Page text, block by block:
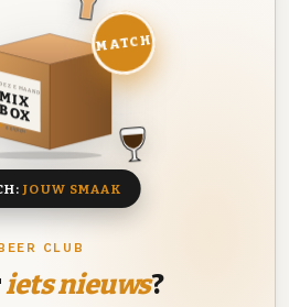
CLUB
iets nieuws?
DEZE MAAND
MIX
BOX
8 BIEREN
MATCH
JOUW SMAAK